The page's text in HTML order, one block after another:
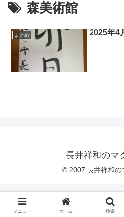
森美術館
まとめ 2025年4
長井祥和のマ
© 2007 長井祥和の
メニュー ホーム 検索